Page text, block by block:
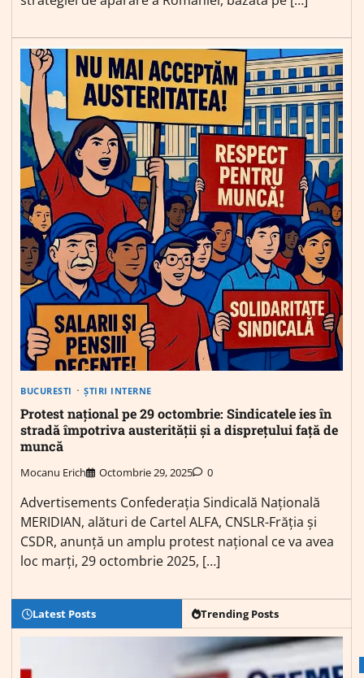
BUCURESTI ȘTIRI INTERNE
Protest național pe 29 octombrie: Sindicatele ies în
stradă împotriva austerității și a disprețului față de
muncă
Mocanu Erich Octombrie 29, 2025 0
Advertisements Confederația Sindicală Națională
MERIDIAN, alături de Cartel ALFA, CNSLR-Frăția și
CSDR, anunță un amplu protest național ce va avea
loc marți, 29 octombrie 2025, […]
Latest Posts Trending Posts